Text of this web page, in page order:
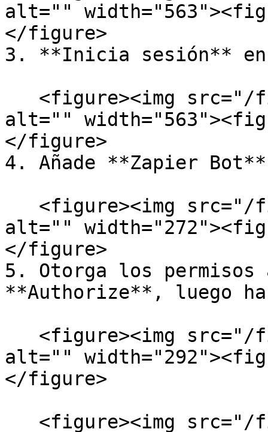
alt=""
</figure>
3. **Inicia sesión** en
alt=""
</figure>
4. Añade **Zapier
alt=""
</figure>
5. Otorga los
**Authorize**, luego
alt=""
</figure>